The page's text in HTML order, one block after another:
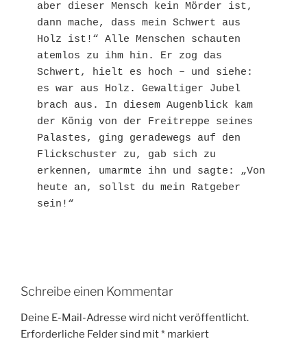
aber dieser Mensch kein Mörder ist,
dann mache, dass mein Schwert aus
Holz ist!“ Alle Menschen schauten
atemlos zu ihm hin. Er zog das
Schwert, hielt es hoch – und siehe:
es war aus Holz. Gewaltiger Jubel
brach aus. In diesem Augenblick kam
der König von der Freitreppe seines
Palastes, ging geradewegs auf den
Flickschuster zu, gab sich zu
erkennen, umarmte ihn und sagte: „Von
heute an, sollst du mein Ratgeber
sein!“
Schreibe einen Kommentar
Deine E-Mail-Adresse wird nicht veröffentlicht.
Erforderliche Felder sind mit* markiert